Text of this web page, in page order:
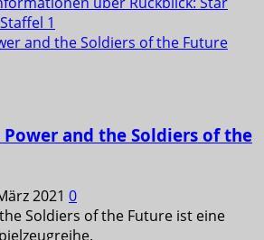
1
and the Soldiers of the Future
Power and the Soldiers of the
2021 0
Soldiers of the Future ist eine